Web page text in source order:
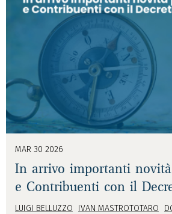
MAR 30 2026
In arrivo importanti
e Contribuenti con il
LUIGI BELLUZZO IVAN MASTROTOTARO